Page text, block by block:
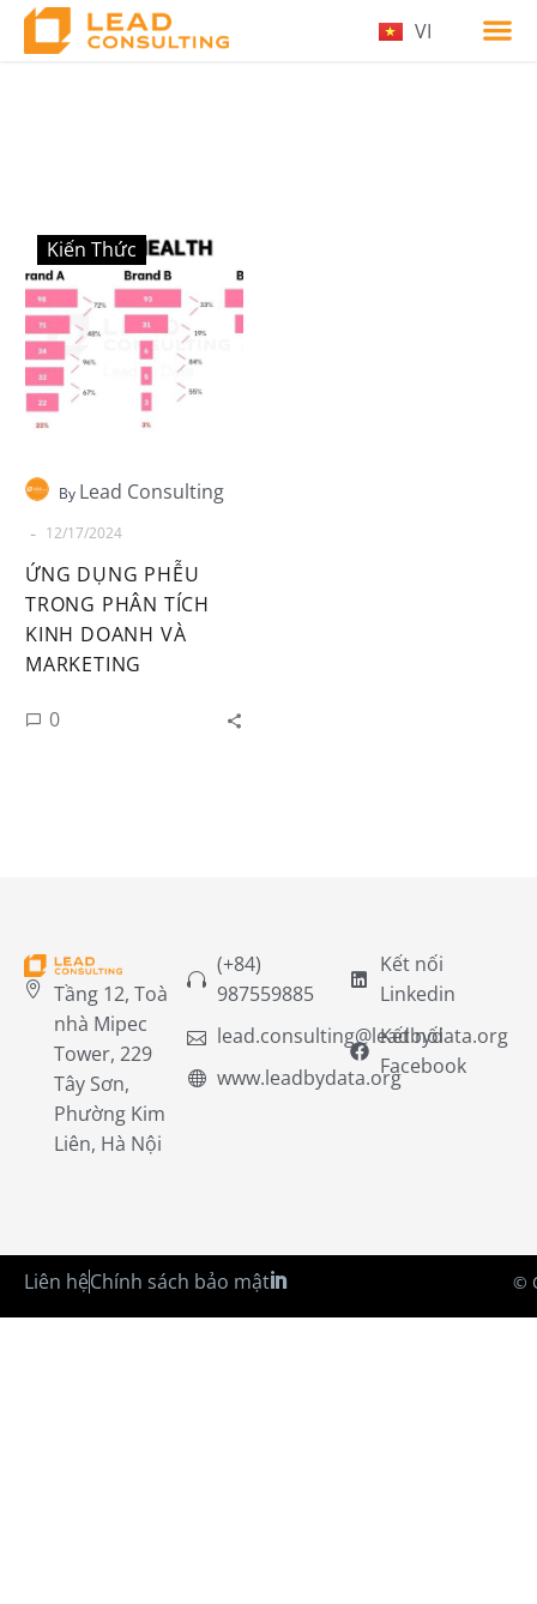
VI
Kiến Thức
By Lead Consulting
- 12/17/2024
ỨNG DỤNG PHỄU
TRONG PHÂN TÍCH
KINH DOANH VÀ
MARKETING
0
Tầng 12, Toà
nhà Mipec
Tower, 229
Tây Sơn,
Phường Kim
Liên, Hà Nội
(+84)
987559885
lead.consulting@leadbydata.org
www.leadbydata.org
Kết nối
Linkedin
Kết nối
Facebook
©
Liên hệChính sách bảo mật